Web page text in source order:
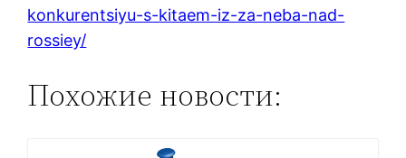
konkurentsiyu-s-kitaem-iz-za-neba-nad-
rossiey/
Похожие новости: